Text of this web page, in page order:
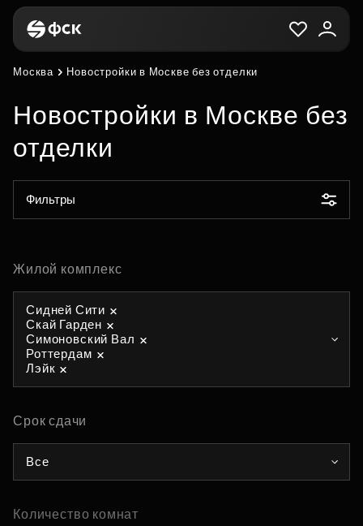
Москва Новостройки в Москве без отделки
Новостройки в Москве без
отделки
Фильтры
Жилой комплекс
Сидней Сити
Скай Гарден
Симоновский Вал
Роттердам
Лэйк
Срок сдачи
Все
Количество комнат